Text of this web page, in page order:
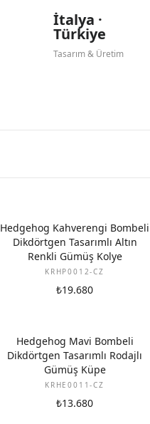
İtalya ·
Türkiye
Tasarım & Üretim
Hedgehog Kahverengi Bombeli
Dikdörtgen Tasarımlı Altın
Renkli Gümüş Kolye
KRHP0012-CZ
₺19.680
Hedgehog Mavi Bombeli
Dikdörtgen Tasarımlı Rodajlı
Gümüş Küpe
KRHE0011-CZ
₺13.680